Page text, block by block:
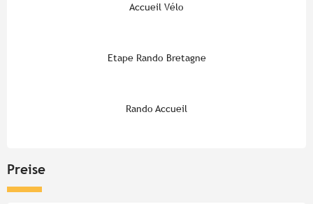
Accueil Vélo
Etape Rando Bretagne
Rando Accueil
Preise